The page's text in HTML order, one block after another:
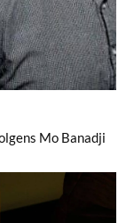
Mo Banadji